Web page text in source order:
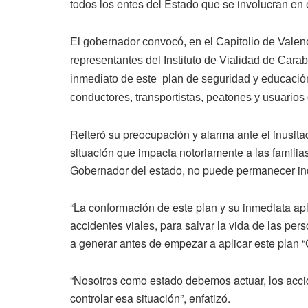
todos los entes del Estado que se involucran en
El gobernador convocó, en el Capitolio de
representantes del Instituto de Vialidad de
inmediato de este plan de seguridad y
conductores, transportistas, peatones y
Reiteró su preocupación y alarma ante el
situación que impacta notoriamente a las
Gobernador del estado, no puede permanecer
“La conformación de este plan y su inmediata
accidentes viales, para salvar la vida de las
a generar antes de empezar a aplicar este plan
“Nosotros como estado debemos actuar, los
controlar esa situación”, enfatizó.